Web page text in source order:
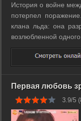
История о войне
потерпел
клана льда: она
возлюбленной
Первая любовь
3.9/5 (